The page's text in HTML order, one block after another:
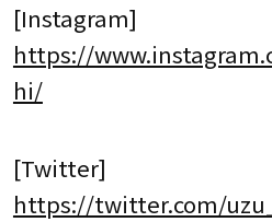
[Instagram]
https://
hi/
[Twitter]
https://twitter.com/